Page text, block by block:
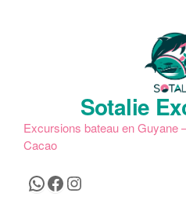
Sotalie
Excursions bateau en Guyane
Cacao
WhatsApp
Facebook
Instagram